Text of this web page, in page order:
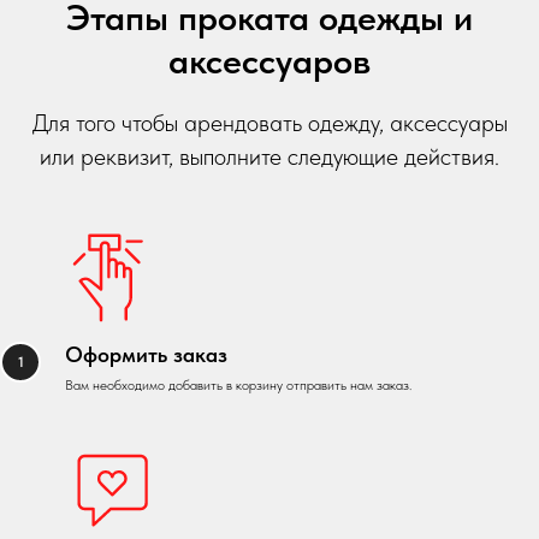
Этапы проката одежды и
аксессуаров
Для того чтобы арендовать одежду, аксессуары
или реквизит, выполните следующие действия.
Оформить заказ
Вам необходимо добавить в корзину отправить нам заказ.